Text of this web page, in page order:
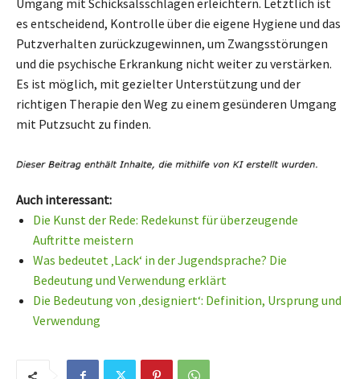
es entscheidend, Kontrolle über die eigene Hygiene und das
Putzverhalten zurückzugewinnen, um Zwangsstörungen
und die psychische Erkrankung nicht weiter zu verstärken.
Es ist möglich, mit gezielter Unterstützung und der
richtigen Therapie den Weg zu einem gesünderen Umgang
mit Putzsucht zu finden.
Auch interessant:
Die Kunst der Rede: Redekunst für überzeugende
Auftritte meistern
Was bedeutet ‚Lack‘ in der Jugendsprache? Die
Bedeutung und Verwendung erklärt
Die Bedeutung von ‚designiert‘: Definition, Ursprung und
Verwendung